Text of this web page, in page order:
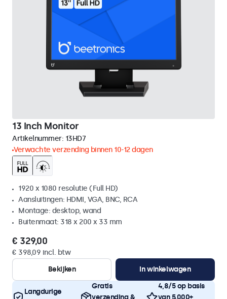
13 Inch Monitor
Artikelnummer: 13HD7
Verwachte verzending binnen 10-12 dagen
1920 x 1080 resolutie (Full HD)
Aansluitingen: HDMI, VGA, BNC, RCA
Montage: desktop, wand
Buitenmaat: 318 x 200 x 33 mm
€ 329,00
€ 398,09 incl. btw
Bekijken
In winkelwagen
Langdurige
Gratis
verzending &
4,8/5 op basis
van 5.000+